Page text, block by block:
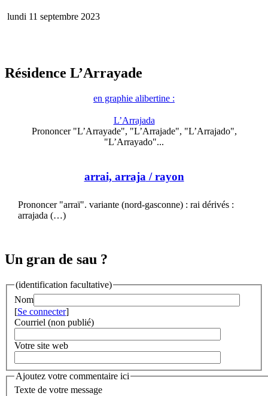
lundi 11 septembre 2023
Résidence L’Arrayade
en graphie alibertine :
L’Arrajada
Prononcer "L’Arrayade", "L’Arrajade", "L’Arrajado",
"L’Arrayado"...
arrai, arraja / rayon
Prononcer "arraï". variante (nord-gasconne) : rai dérivés :
arrajada (…)
Un gran de sau ?
(identification facultative)
Nom
[Se connecter]
Courriel (non publié)
Votre site web
Ajoutez votre commentaire ici
Texte de votre message